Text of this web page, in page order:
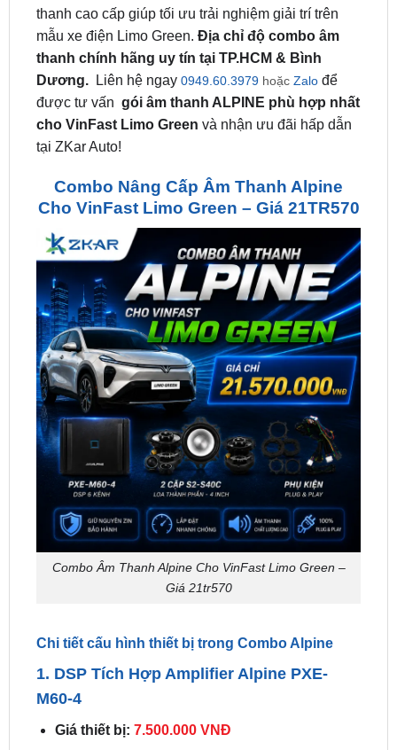
thanhchính hãng uy tín tại TP.HCM & Bình
Dương.Liên hệ ngay0949.60.3979hoặcZalo để
được tư vấn gói âm thanh ALPINE phù hợp nhất
cho VinFast Limo Greenvà nhận ưu đãi hấp dẫn
tại ZKar Auto!
Combo Nâng Cấp Âm Thanh Alpine
Combo Âm Thanh Alpine Cho VinFast Limo Green –
Giá 21tr570
Chi tiết cấu hình thiết bị trong Combo Alpine
M60-4
Giá thiết bị: 7.500.000 VNĐ
kênh tích hợp sẵn amply (4 kênh khuếch đại